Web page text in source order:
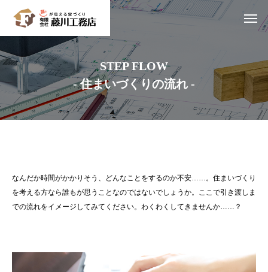
STEP FLOW
- 住まいづくりの流れ -
なんだか時間がかかりそう、どんなことをするのか不安……。住まいづくり
を考える方なら誰もが思うことなのではないでしょうか。ここで引き渡しま
での流れをイメージしてみてください。わくわくしてきませんか……？